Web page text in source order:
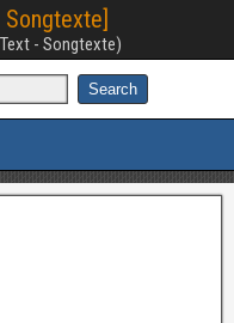
Songtexte]
- Songtexte)